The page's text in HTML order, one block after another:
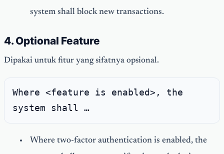
system shall block new transactions.
4. Optional Feature
Dipakai untuk fitur yang sifatnya opsional.
Where <feature is enabled>, the
system shall …
Where two-factor authentication is enabled, the